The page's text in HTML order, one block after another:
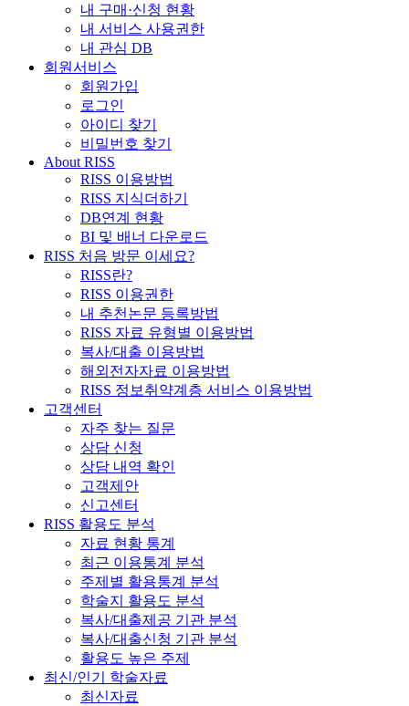
내 구매·신청 현황
내 서비스 사용권한
내 관심 DB
회원서비스
회원가입
로그인
아이디 찾기
비밀번호 찾기
About RISS
RISS 이용방법
RISS 지식더하기
DB연계 현황
BI 및 배너 다운로드
RISS 처음 방문 이세요?
RISS란?
RISS 이용권한
내 추천논문 등록방법
RISS 자료 유형별 이용방법
복사/대출 이용방법
해외전자자료 이용방법
RISS 정보취약계층 서비스 이용방법
고객센터
자주 찾는 질문
상담 신청
상담 내역 확인
고객제안
신고센터
RISS 활용도 분석
자료 현황 통계
최근 이용통계 분석
주제별 활용통계 분석
학술지 활용도 분석
복사/대출제공 기관 분석
복사/대출신청 기관 분석
활용도 높은 주제
최신/인기 학술자료
최신자료